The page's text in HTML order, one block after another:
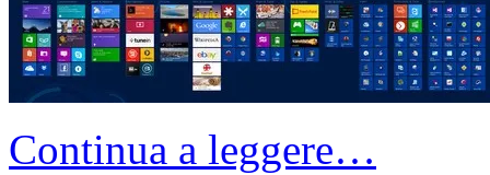
Continua a leggere…